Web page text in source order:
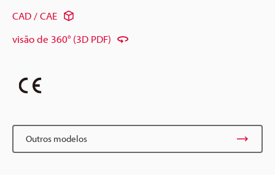
CAD / CAE
visão de 360° (3D PDF)
Outros modelos